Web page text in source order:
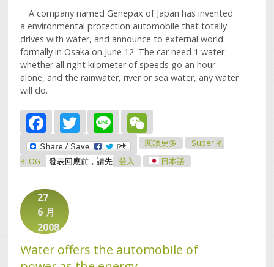
A company named Genepax of Japan has invented
a environmental protection automobile that totally
drives with water, and announce to external world
formally in Osaka on June 12. The car need 1 water
whether all right kilometer of speeds go an hour
alone, and the rainwater, river or sea water, any water
will do.
Facebook
Twitter
Line
閱讀更多關於Water Offers The
Automobile Of Power
As The Energy
Super 的
BLOG
發表回應前，請先 登入 日本語
27
6 月
2008
Water offers the automobile of